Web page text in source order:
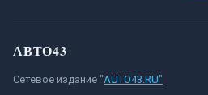
АВТО43
Сетевое издание "AUTO43.RU"